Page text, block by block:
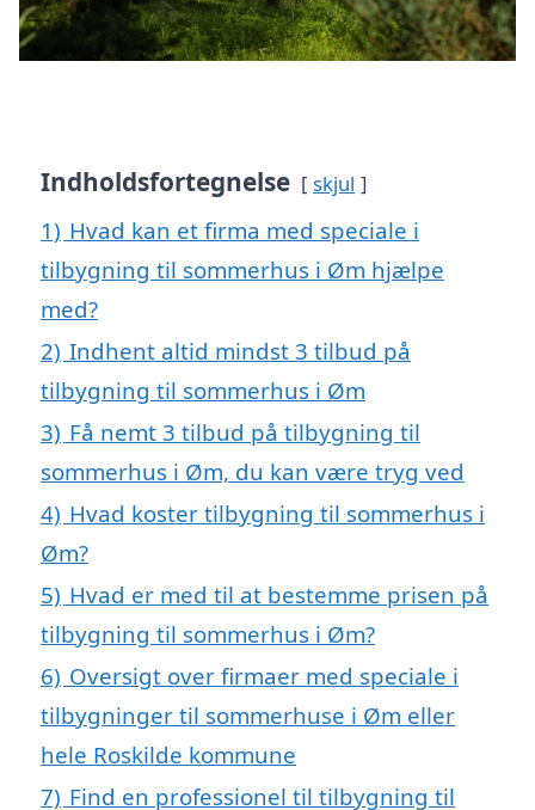
Indholdsfortegnelse skjul
1) Hvad kan et firma med speciale i
tilbygning til sommerhus i Øm hjælpe
med?
2) Indhent altid mindst 3 tilbud på
tilbygning til sommerhus i Øm
3) Få nemt 3 tilbud på tilbygning til
sommerhus i Øm, du kan være tryg ved
4) Hvad koster tilbygning til sommerhus i
Øm?
5) Hvad er med til at bestemme prisen på
tilbygning til sommerhus i Øm?
6) Oversigt over firmaer med speciale i
tilbygninger til sommerhuse i Øm eller
hele Roskilde kommune
7) Find en professionel til tilbygning til